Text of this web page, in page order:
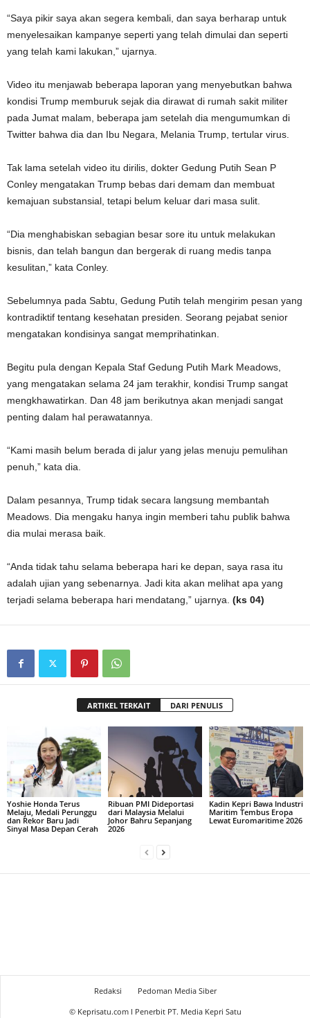
“Saya pikir saya akan segera kembali, dan saya berharap untuk
menyelesaikan kampanye seperti yang telah dimulai dan seperti
yang telah kami lakukan,” ujarnya.
Video itu menjawab beberapa laporan yang menyebutkan bahwa
kondisi Trump memburuk sejak dia dirawat di rumah sakit militer
pada Jumat malam, beberapa jam setelah dia mengumumkan di
Twitter bahwa dia dan Ibu Negara, Melania Trump, tertular virus.
Tak lama setelah video itu dirilis, dokter Gedung Putih Sean P
Conley mengatakan Trump bebas dari demam dan membuat
kemajuan substansial, tetapi belum keluar dari masa sulit.
“Dia menghabiskan sebagian besar sore itu untuk melakukan
bisnis, dan telah bangun dan bergerak di ruang medis tanpa
kesulitan,” kata Conley.
Sebelumnya pada Sabtu, Gedung Putih telah mengirim pesan yang
kontradiktif tentang kesehatan presiden. Seorang pejabat senior
mengatakan kondisinya sangat memprihatinkan.
Begitu pula dengan Kepala Staf Gedung Putih Mark Meadows,
yang mengatakan selama 24 jam terakhir, kondisi Trump sangat
mengkhawatirkan. Dan 48 jam berikutnya akan menjadi sangat
penting dalam hal perawatannya.
“Kami masih belum berada di jalur yang jelas menuju pemulihan
penuh,” kata dia.
Dalam pesannya, Trump tidak secara langsung membantah
Meadows. Dia mengaku hanya ingin memberi tahu publik bahwa
dia mulai merasa baik.
“Anda tidak tahu selama beberapa hari ke depan, saya rasa itu
adalah ujian yang sebenarnya. Jadi kita akan melihat apa yang
terjadi selama beberapa hari mendatang,” ujarnya. (ks 04)
ARTIKEL TERKAIT DARI PENULIS
Yoshie Honda Terus
Melaju, Medali Perunggu
dan Rekor Baru Jadi
Sinyal Masa Depan Cerah
Ribuan PMI Dideportasi
dari Malaysia Melalui
Johor Bahru Sepanjang
2026
Kadin Kepri Bawa Industri
Maritim Tembus Eropa
Lewat Euromaritime 2026
Redaksi
Pedoman Media Siber
© Keprisatu.com I Penerbit PT. Media Kepri Satu